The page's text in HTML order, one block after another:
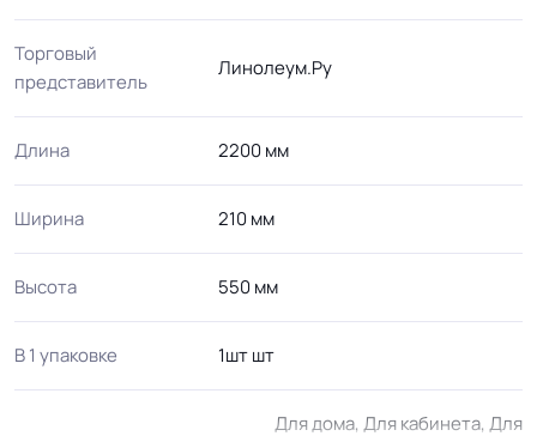
Торговый
представитель
Линолеум.Ру
Длина 2200 мм
Ширина 210 мм
Высота 550 мм
В 1 упаковке 1шт шт
Для дома, Для кабинета, Для